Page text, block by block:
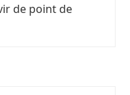
de point de